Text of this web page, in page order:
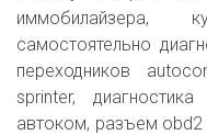
иммобилайзера,
самостоятельно
переходников
sprinter,
автоком, разъем